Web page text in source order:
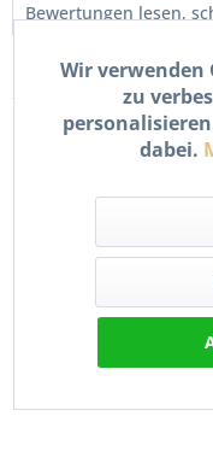
Bewertungen lesen,
Kunden kauften auch
Auspuff
Krümmer
Wir verwenden
zu
dabei.